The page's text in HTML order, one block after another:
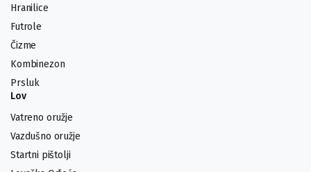
Hranilice
Futrole
Čizme
Kombinezon
Prsluk
Lov
Vatreno oružje
Vazdušno oružje
Startni pištolji